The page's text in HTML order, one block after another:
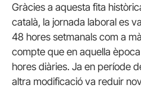
Gràcies a aquesta fita
català, la jornada laboral es
48 hores setmanals com a
compte que en aquella
hores diàries. Ja en període
altra modificació va reduir